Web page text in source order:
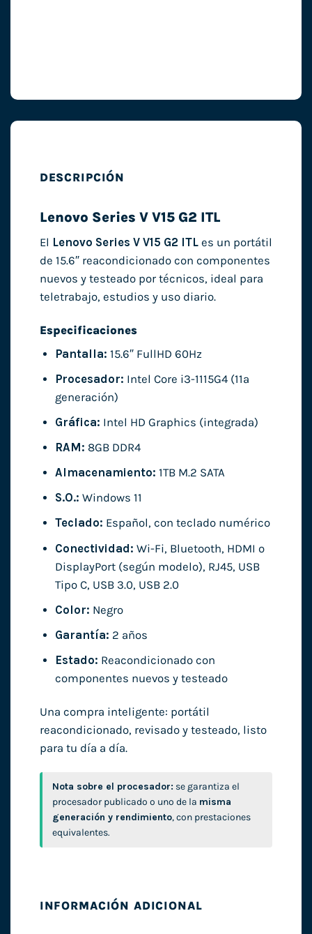
DESCRIPCIÓN
Lenovo Series V V15 G2 ITL
El Lenovo Series V V15 G2 ITLes un portátil
de 15.6″ reacondicionado con componentes
nuevos y testeado por técnicos, ideal para
teletrabajo, estudios y uso diario.
Especificaciones
Pantalla: 15.6″ FullHD 60Hz
Procesador: Intel Core i3-1115G4 (11ª
generación)
Gráfica: Intel HD Graphics (integrada)
RAM: 8GB DDR4
Almacenamiento: 1TB M.2 SATA
S.O.: Windows 11
Teclado: Español, con teclado numérico
Conectividad: Wi-Fi, Bluetooth, HDMI o
DisplayPort (según modelo), RJ45, USB
Tipo C, USB 3.0, USB 2.0
Color: Negro
Garantía: 2 años
Estado: Reacondicionado con
componentes nuevos y testeado
Una compra inteligente: portátil
reacondicionado, revisado y testeado, listo
para tu día a día.
Nota sobre el procesador: se garantiza el
procesador publicado o uno de la misma
generación y rendimiento, con prestaciones
equivalentes.
INFORMACIÓN ADICIONAL